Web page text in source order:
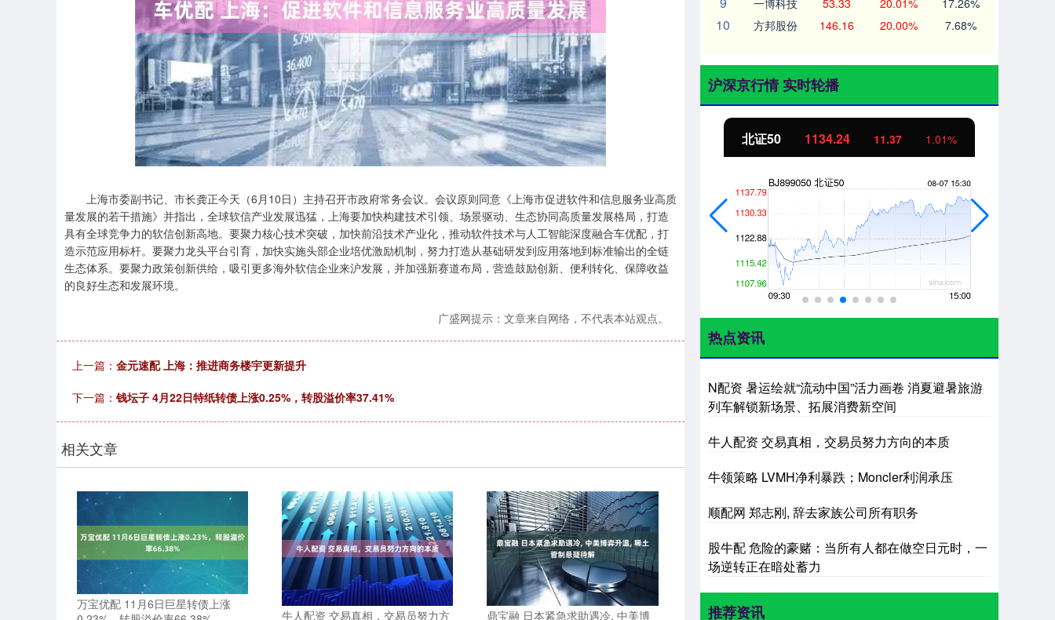
上海市委副书记、市长龚正今天（6月10日）主持召开市政府常务会议。会议原则同意《上海市促进软件和信息服务业高质
量发展的若干措施》并指出，全球软信产业发展迅猛，上海要加快构建技术引领、场景驱动、生态协同高质量发展格局，打造
具有全球竞争力的软信创新高地。要聚力核心技术突破，加快前沿技术产业化，推动软件技术与人工智能深度融合车优配，打
造示范应用标杆。要聚力龙头平台引育，加快实施头部企业培优激励机制，努力打造从基础研发到应用落地到标准输出的全链
生态体系。要聚力政策创新供给，吸引更多海外软信企业来沪发展，并加强新赛道布局，营造鼓励创新、便利转化、保障收益
的良好生态和发展环境。
广盛网提示：文章来自网络，不代表本站观点。
上一篇： 金元速配 上海：推进商务楼宇更新提升
下一篇： 钱坛子 4月22日特纸转债上涨0.25%，转股溢价率37.41%
相关文章
万宝优配 11月6日巨星转债上涨
牛人配资 交易真相，交易员努力方
鼎宝融 日本紧急求助遇冷, 中美博
一博科技 53.33 20.01% 17.26%
10 方邦股份 146.16 20.00% 7.68%
沪深京行情 实时轮播
深证成指 14311.01 200.89 1.42% 沪深300 4694.44 43.13 北证50 1134.24 11.37 1.01%
热点资讯
N配资 暑运绘就“流动中国”活力画卷 消夏避暑旅游
列车解锁新场景、拓展消费新空间
牛人配资 交易真相，交易员努力方向的本质
牛领策略 LVMH净利暴跌；Moncler利润承压
顺配网 郑志刚, 辞去家族公司所有职务
股牛配 危险的豪赌：当所有人都在做空日元时，一
场逆转正在暗处蓄力
推荐资讯